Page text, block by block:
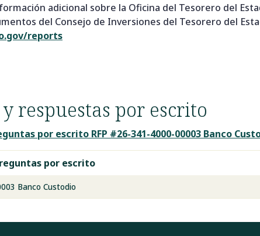
adicional sobre la Oficina del Tesorero del
del Consejo de Inversiones del Tesorero del
reports
respuestas por escrito
por escrito RFP #26-341-4000-00003 Banco
por escrito
Banco Custodio